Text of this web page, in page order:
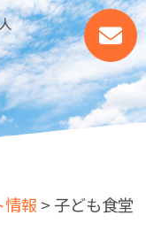
情報 > 子ども食堂